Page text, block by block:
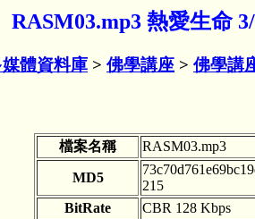
RASM03.mp3 熱愛生命
體資料庫 > 佛學講座 > 佛學講
檔案名稱 RASM03.mp3
MD5
215
BitRate
CBR 128 Kbps